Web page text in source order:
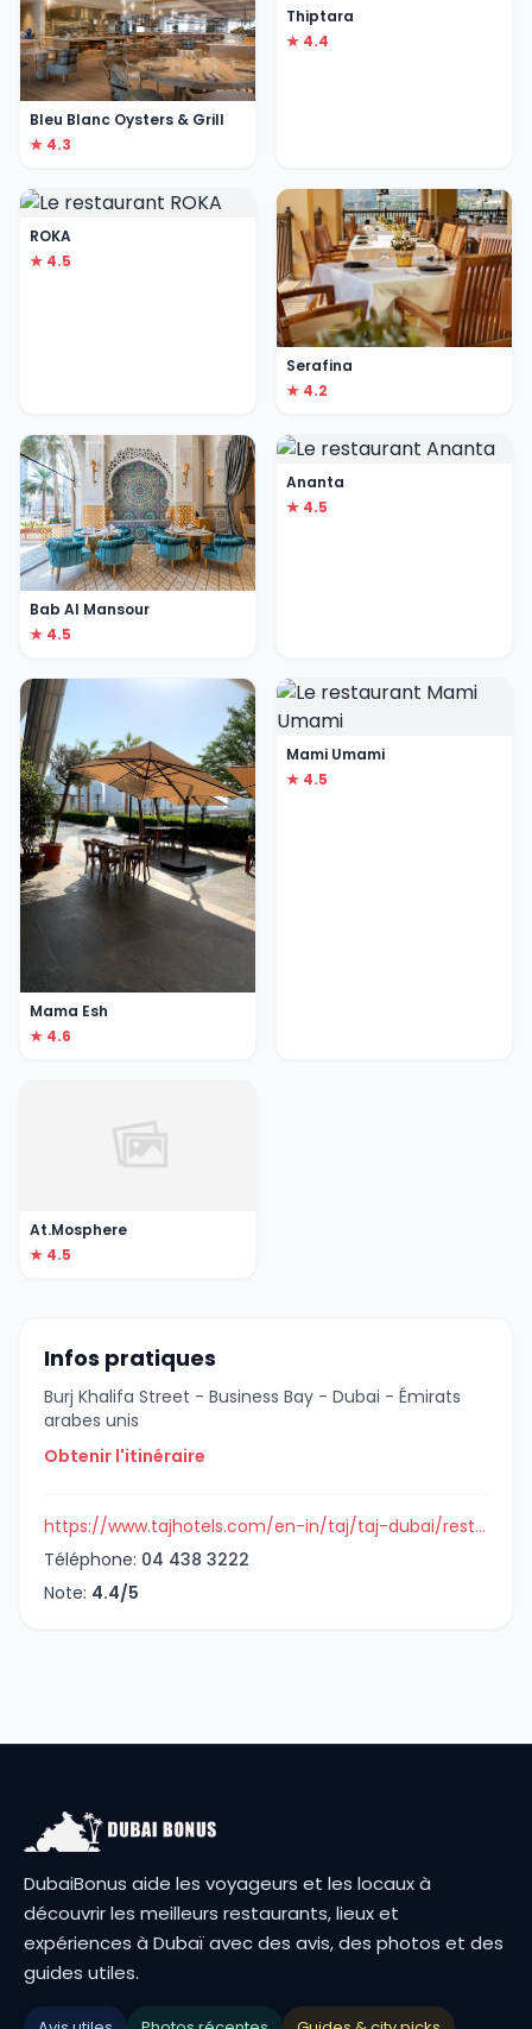
Bleu Blanc Oysters & Grill
★ 4.3
Thiptara
★ 4.4
ROKA
★ 4.5
Serafina
★ 4.2
Bab Al Mansour
★ 4.5
Ananta
★ 4.5
Mama Esh
★ 4.6
Mami Umami
★ 4.5
At.Mosphere
★ 4.5
Infos pratiques
Burj Khalifa Street - Business Bay - Dubai - Émirats
arabes unis
Obtenir l'itinéraire
https://www.tajhotels.com/en-in/taj/taj-dubai/restaurants/bombay-brasserie/?utm_source=Google&utm_Campaign=taj-taj-dubai-bombay-brasserie&utm_medium=Local
Téléphone: 04 438 3222
Note: 4.4/5
DubaiBonus aide les voyageurs et les locaux à
découvrir les meilleurs restaurants, lieux et
expériences à Dubaï avec des avis, des photos et des
guides utiles.